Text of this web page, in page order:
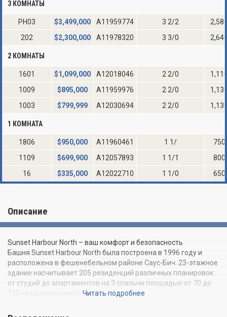
3 КОМНАТЫ
PH03 $3,499,000 A11959774 3 2/2
202
$2,300,000 A11978320 3 3/0
2 КОМНАТЫ
1601 $1,099,000 A12018046 2 2/0
1009
$895,000 A11959976 2 2/0
1003
$799,999 A12030694 2 2/0
1 КОМНАТА
1806 $950,000 A11960461 1 1/
750
1109
$699,900 A12057893 1 1/1
800
16
$335,000 A12022710 1 1/0 650
Описание
Sunset Harbour North – ваш комфорт и безопасность
Башня Sunset Harbour North была построена в 1996 году и
расположена в фешенебельном районе Саус-Бич. 23-этажное
здание насчитывает 205 резиденций различных планировок:
от студий до апартаментов на 3 спальни площадью от 70 до
120 квадратных метров.Читать подробнее